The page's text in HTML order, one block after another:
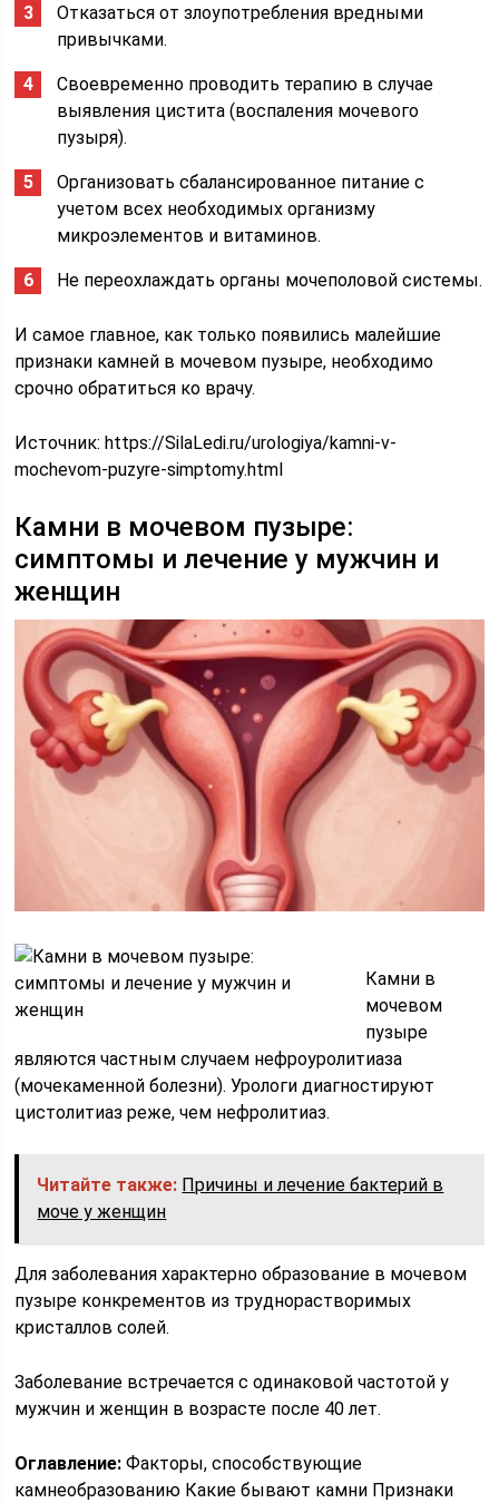
Отказаться от злоупотребления вредными
привычками.
Своевременно проводить терапию в случае
выявления цистита (воспаления мочевого
пузыря).
Организовать сбалансированное питание с
учетом всех необходимых организму
микроэлементов и витаминов.
Не переохлаждать органы мочеполовой системы.
И самое главное, как только появились малейшие
признаки камней в мочевом пузыре, необходимо
срочно обратиться ко врачу.
Источник:https://SilaLedi.ru/urologiya/kamni-v-
mochevom-puzyre-simptomy.html
Камни в мочевом пузыре:
симптомы и лечение у мужчин и
женщин
Камни в
мочевом
пузыре
являются частным случаем нефроуролитиаза
(мочекаменной болезни). Урологи диагностируют
цистолитиаз реже, чем нефролитиаз.
Читайте также: Причины и лечение бактерий в
моче у женщин
Для заболевания характерно образование в мочевом
пузыре конкрементов из труднорастворимых
кристаллов солей.
Заболевание встречается с одинаковой частотой у
мужчин и женщин в возрасте после 40 лет.
Оглавление:Факторы, способствующие
камнеобразованию Какие бывают камни Признаки